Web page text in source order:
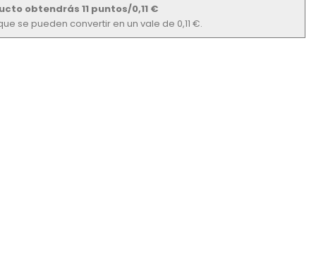
obtendrás 11 puntos/0,11 €
se pueden convertir en un vale de 0,11 €.